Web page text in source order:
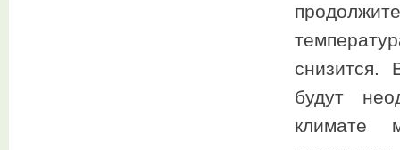
снизится.
будут
климате